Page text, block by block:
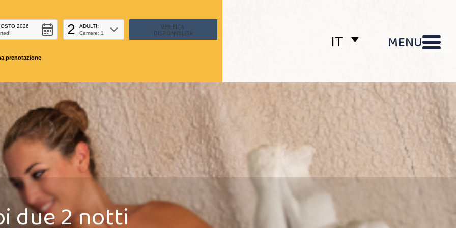
2026
2
ADULTI:
Camere: 1
prenotazione
IT MENU
due 2 notti